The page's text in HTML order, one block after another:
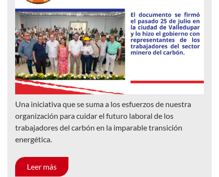
Una iniciativa que se suma a los esfuerzos de nuestra
organización para cuidar el futuro laboral de los
trabajadores del carbón en la imparable transición
energética.
Leer más